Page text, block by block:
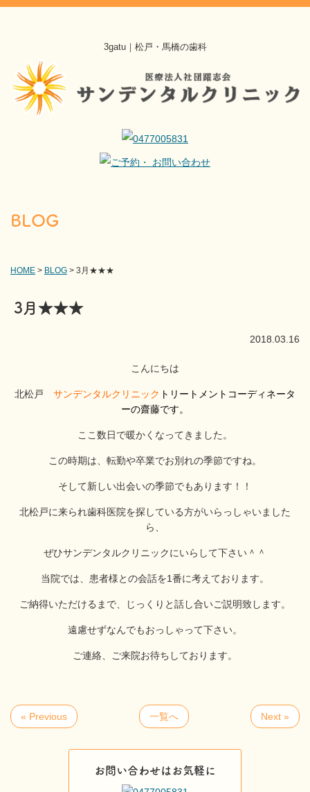
3gatu｜松戸・馬橋の歯科
BLOG
HOME > BLOG > 3月★★★
3月★★★
2018.03.16
こんにちは
北松戸 サンデンタルクリニック トリートメントコーディネータ
ーの齋藤です。
ここ数日で暖かくなってきました。
この時期は、転勤や卒業でお別れの季節ですね。
そして新しい出会いの季節でもあります！！
北松戸に来られ歯科医院を探している方がいらっしゃいました
ら、
ぜひサンデンタルクリニックにいらして下さい＾＾
当院では、患者様との会話を1番に考えております。
ご納得いただけるまで、じっくりと話し合いご説明致します。
遠慮せずなんでもおっしゃって下さい。
ご連絡、ご来院お待ちしております。
« Previous 一覧へ Next »
お問い合わせはお気軽に